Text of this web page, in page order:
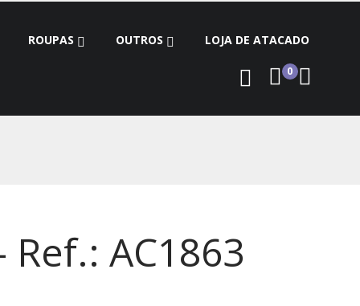
ROUPAS OUTROS LOJA DE ATACADO
0
AC1863